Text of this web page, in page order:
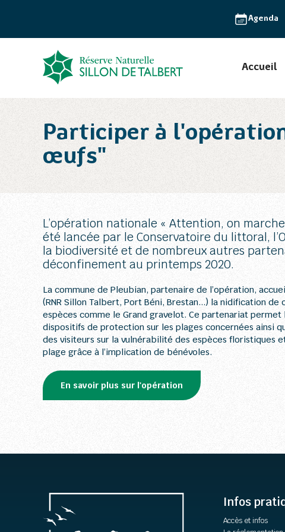
Agenda
Accueil
Participer à
œufs"
L’opération nationale « Attention, on
été lancée par le Conservatoire du littoral,
la biodiversité et de nombreux autres
déconfinement au printemps 2020.
La commune de Pleubian, partenaire de l’opération,
(RNR Sillon Talbert, Port Béni, Brestan...) la nidification de
espèces comme le Grand gravelot. Ce partenariat permet
dispositifs de protection sur les plages concernées ainsi
des visiteurs sur la vulnérabilité des espèces floristiques
plage grâce à l’implication de bénévoles.
En savoir plus sur l'opération
Infos
Accès et infos